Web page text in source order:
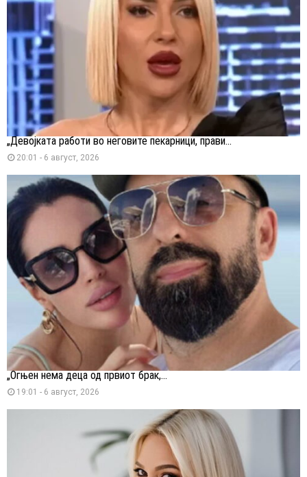
„Девојката работи во неговите пекарници, прави...
20:01 - 6 август, 2026
„Огњен нема деца од првиот брак,...
19:01 - 6 август, 2026